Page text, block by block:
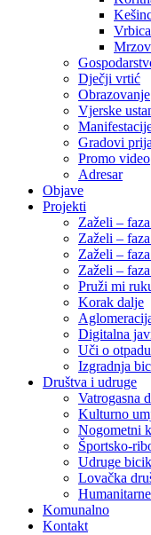
Vrbica
Dječji vrtić
Obrazovanje
Vjerske
Gradovi
Promo video
Adresar
Objave
Projekti
Zaželi –
Zaželi –
Zaželi –
Zaželi –
Pruži mi
Korak dalje
Digitalna
Uči o otpadu
Izgradnja
Društva i udruge
Vatrogasna
Kulturno
Nogometni
Športsko-
Udruge
Lovačka
Komunalno
Kontakt